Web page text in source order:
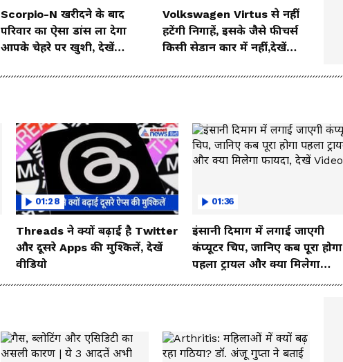
Scorpio-N खरीदने के बाद
परिवार का ऐसा डांस ला देगा
आपके चेहरे पर खुशी, देखें
Volkswagen Virtus से नहीं
हटेंगी निगाहें, इसके जैसे फीचर्स
किसी सेडान कार में नहीं,देखें
01:28
Threads ने क्यों बढ़ाई है Twitter
और दूसरे Apps की मुश्किलें, देखें
वीडियो
01:36
इंसानी दिमाग में लगाई जाएगी
कंप्यूटर चिप, जानिए कब पूरा होगा
पहला ट्रायल और क्या मिलेगा
फायदा, देखें Video